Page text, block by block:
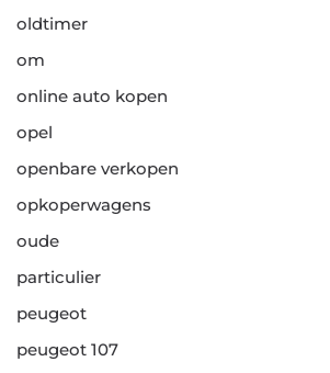
oldtimer
om
online auto kopen
opel
openbare verkopen
opkoperwagens
oude
particulier
peugeot
peugeot 107